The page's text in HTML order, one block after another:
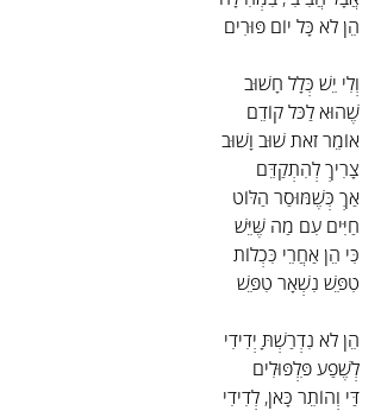
הֵן לֹא כָּל יוֹם פּוּרִים
וְלִי יֵשׁ כְּלָל חָשׁוּב
שֶׁהוּא לַכֹּל קוֹדֵם
אוֹמֵר זֹאת שׁוּב וָשׁוּב
צָרִיךְ לְהִתְקַדֵּם
אַךְ כְּשֶׁמּוּסַר הַלּוֹט
חַיִּים עִם מַה שֶּׁיֵּשׁ
כִּי הֵן אַחֲרֵי כִּכְלוֹת
טִפֵּשׁ נִשְׁאָר טִפֵּשׁ
הֵן לֹא נִדְרַשְׁתָּ יְדִידִי
לְשֶׁפַע פִּלְפּוּלִים
דַּי וְהוֹתֵר כָּאן, לְדִידִי